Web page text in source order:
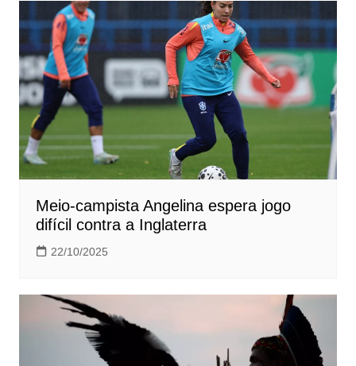
Meio-campista Angelina espera jogo
difícil contra a Inglaterra
22/10/2025